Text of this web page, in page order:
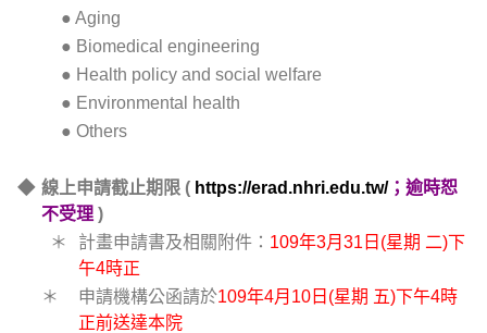
● Aging
● Biomedical engineering
● Health policy and social welfare
● Environmental health
● Others
◆ 線上申請截止期限 ( https://erad.nhri.edu.tw/；逾時恕
不受理 )
＊
計畫申請書及相關附件： 109年3月31日(星期 二)下
午4時正
＊
申請機構公函請於109年4月10日(星期 五)下午4時
正前送達本院